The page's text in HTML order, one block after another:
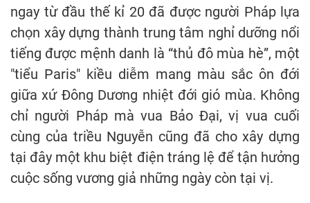
ngay từ đầu thế kỉ 20 đã được người Pháp lựa
chọn xây dựng thành trung tâm nghỉ dưỡng nổi
tiếng được mệnh danh là “thủ đô mùa hè”, một
"tiểu Paris" kiều diễm mang màu sắc ôn đới
giữa xứ Đông Dương nhiệt đới gió mùa. Không
chỉ người Pháp mà vua Bảo Đại, vị vua cuối
cùng của triều Nguyễn cũng đã cho xây dựng
tại đây một khu biệt điện tráng lệ để tận hưởng
cuộc sống vương giả những ngày còn tại vị.